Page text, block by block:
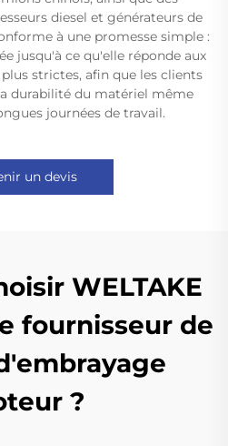
diesel et générateurs de
à une promesse simple :
jusqu'à ce qu'elle réponde aux
strictes, afin que les clients
durabilité du matériel même
journées de travail.
un devis
WELTAKE
fournisseur de
?